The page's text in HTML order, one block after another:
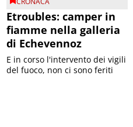
Etroubles: camper in
fiamme nella galleria
di Echevennoz
E in corso l'intervento dei vigili
del fuoco, non ci sono feriti